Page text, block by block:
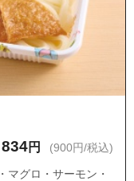
834円 (900円/税込)
マグロ・サーモン・